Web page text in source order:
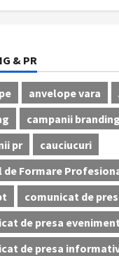
& PR
anvelope vara
campanii branding
pr
cauciucuri
de Formare
comunicat de
de presa eveniment
de presa